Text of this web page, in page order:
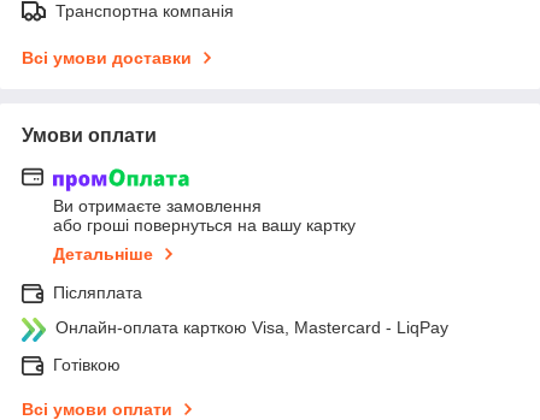
Транспортна компанія
Всі умови доставки
Умови оплати
Ви отримаєте замовлення
або гроші повернуться на вашу картку
Детальніше
Післяплата
Онлайн-оплата карткою Visa, Mastercard - LiqPay
Готівкою
Всі умови оплати